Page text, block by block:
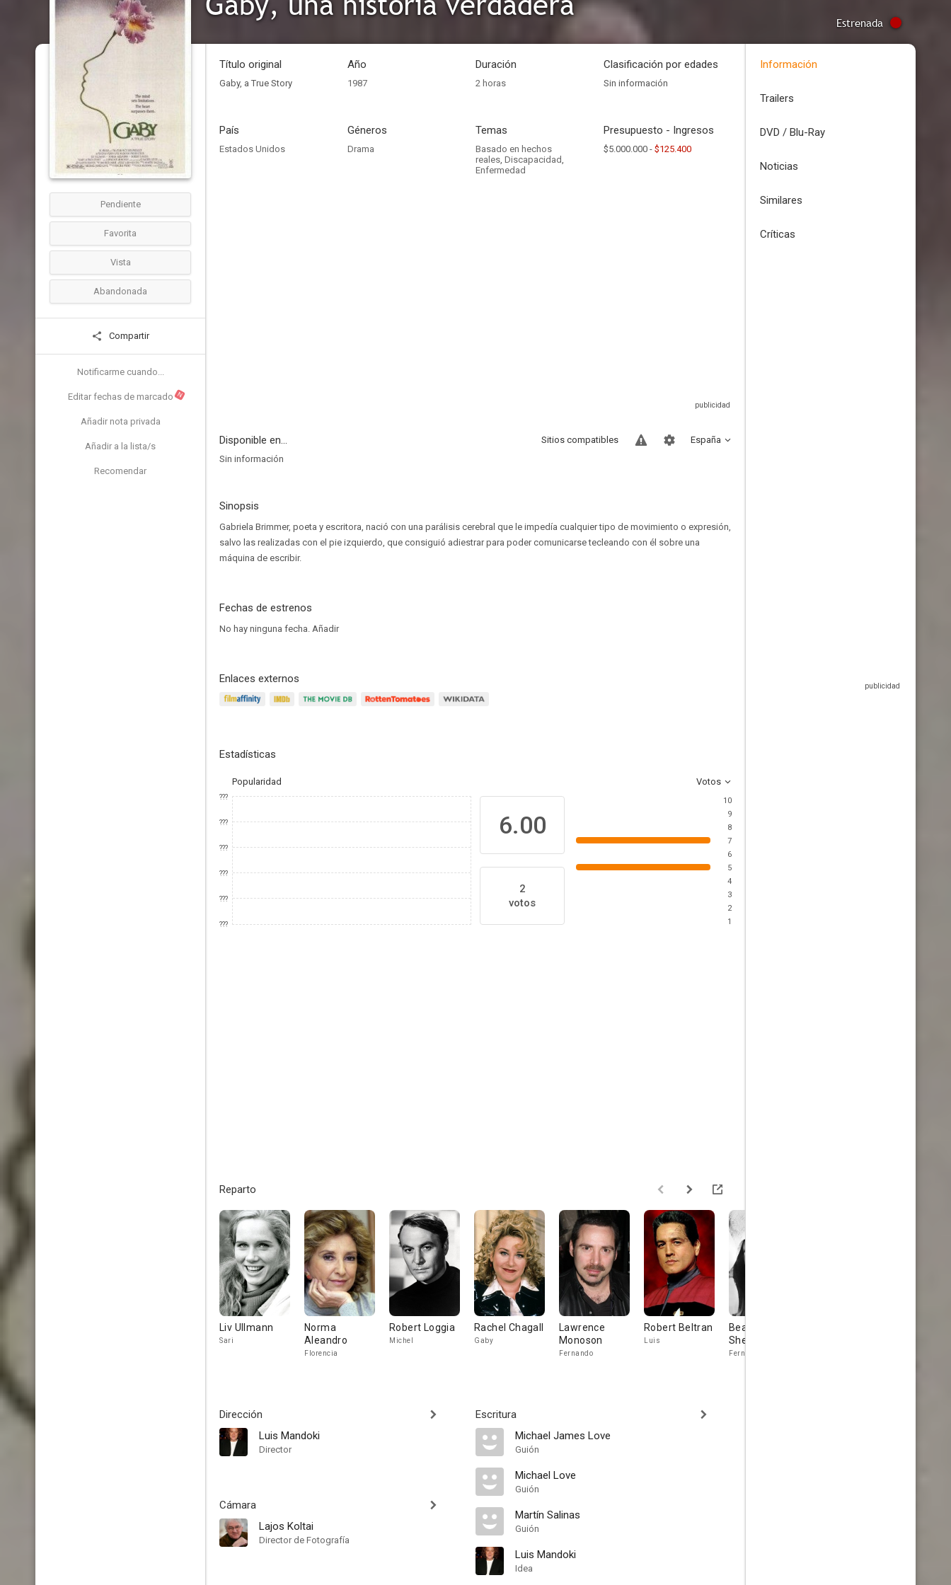
Estrenada
Pendiente
Favorita
Vista
Abandonada
Compartir
Notificarme cuando...
Editar fechas de marcado N
Añadir nota privada
Añadir a la lista/s
Recomendar
Título original
Gaby, a True Story
Año
1987
Duración
2 horas
Clasificación por edades
Sin información
País
Estados Unidos
Géneros
Drama
Temas
Basado en hechos
reales, Discapacidad,
Enfermedad
Presupuesto - Ingresos
$5.000.000 - $125.400
Disponible en... España
Sitios compatibles
Sin información
Sinopsis
Gabriela Brimmer, poeta y escritora, nació con una parálisis cerebral que le impedía cualquier tipo de movimiento o expresión,
salvo las realizadas con el pie izquierdo, que consiguió adiestrar para poder comunicarse tecleando con él sobre una
máquina de escribir.
Fechas de estrenos
No hay ninguna fecha. Añadir
Enlaces externos
Estadísticas
Popularidad Votos
???
???
???
???
???
???
6.00
2
votos
10
9
8
7
6
5
4
3
2
1
Reparto
Liv Ullmann
Sari
Norma
Aleandro
Florencia
Robert Loggia
Michel
Rachel Chagall
Gaby
Lawrence
Monoson
Fernando
Robert Beltran
Luis
Beatriz
Sheridan
Fernando's Mother
Dirección
Luis Mandoki
Director
Cámara
Lajos Koltai
Director de Fotografía
Escritura
Michael James Love
Guión
Michael Love
Guión
Martín Salinas
Guión
Luis Mandoki
Idea
Información
Trailers
DVD / Blu-Ray
Noticias
Similares
Críticas